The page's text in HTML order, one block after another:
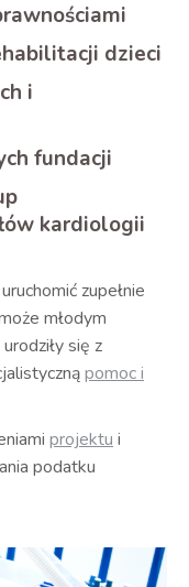
dzieci
i
fundacji
kardiologii
zupełnie
młodym
się z
pomoc i
projektu i
podatku